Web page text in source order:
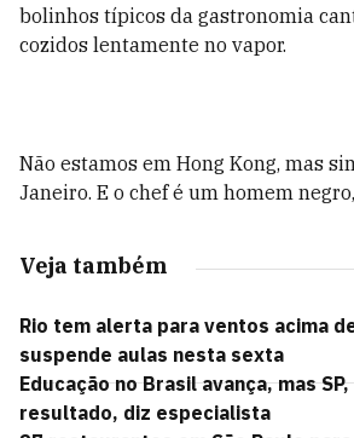
bolinhos típicos da gastronomia
cozidos lentamente no vapor.
Não estamos em Hong Kong, mas
Janeiro. E o chef é um homem
Veja também
Rio tem alerta para ventos acima
suspende aulas nesta sexta
Educação no Brasil avança, mas
resultado, diz especialista